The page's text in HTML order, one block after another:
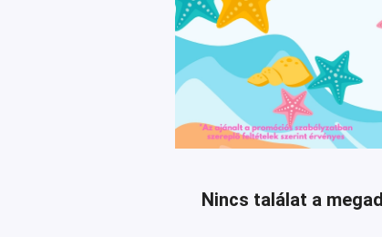
Nincs találat a